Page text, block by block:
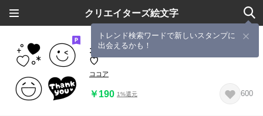
クリエイターズ絵文字
トレンド検索ワードで新しいスタンプに
出会えるかも！
オトナかわいい♡モノクロ×スマイル
♡
ココア
￥190 1%還元 600